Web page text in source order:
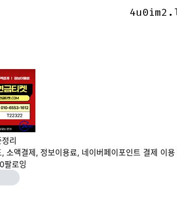
리
, 소액결제, 정보이용료, 네이버페이포인트 결제 이
0팔로잉